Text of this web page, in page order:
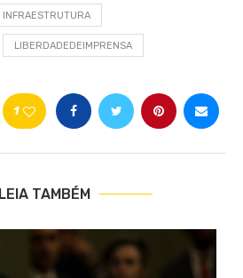
INFRAESTRUTURA
LIBERDADEDEIMPRENSA
1
LEIA TAMBÉM